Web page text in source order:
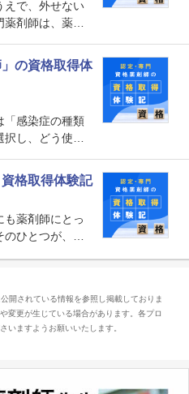
えで、外せない
剤師は、薬剤
足しました。薬
するがん医療に
とって一目置
」の資格取得体
「感染症の種類
し、どう使っ
対策加算の施設
られており、今
多くの役割が
格取得体験記
も薬剤師にとっ
ひとつが、
な武器になりま
開されている情報を参照し掲載しておりま
変更が生じている場合があります。各プロ
いますようお願いいたします。